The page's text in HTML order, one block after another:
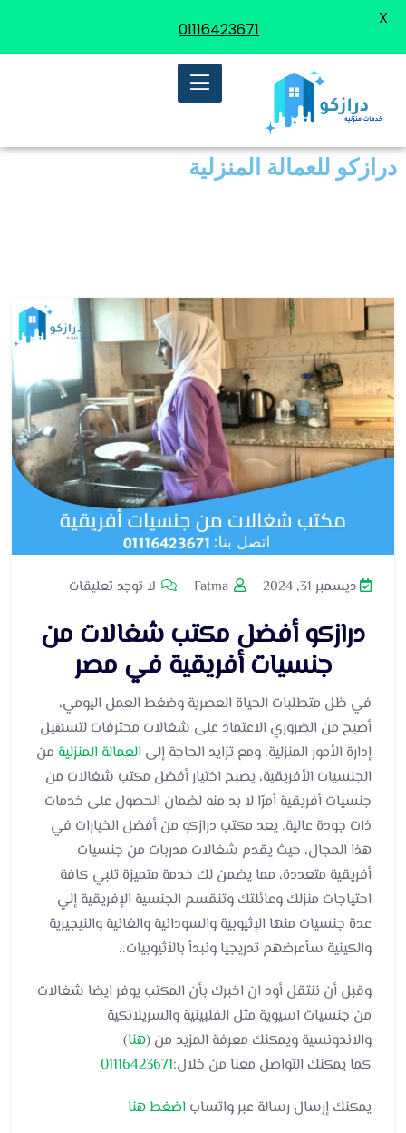
درازكو للعمالة المنزلية
ديسمبر 31, 2024 لا توجد تعليقات
درازكو أفضل مكتب شغالات من
جنسيات أفريقية في مصر
في ظل متطلبات الحياة العصرية وضغط العمل اليومي،
أصبح من الضروري الاعتماد على شغالات محترفات لتسهيل
إدارة الأمور المنزلية. ومع تزايد الحاجة إلى العمالة المنزلية من
الجنسيات الأفريقية، يصبح اختيار أفضل مكتب شغالات من
جنسيات أفريقية أمرًا لا بد منه لضمان الحصول على خدمات
ذات جودة عالية. يعد مكتب درازكو من أفضل الخيارات في
هذا المجال، حيث يقدم شغالات مدربات من جنسيات
أفريقية متعددة، مما يضمن لك خدمة متميزة تلبي كافة
احتياجات منزلك وعائلتك وتنقسم الجنسية الإفريقية إلي
عدة جنسيات منها الإثيوبية والسودانية والغانية والنيجيرية
والكينية سأعرضهم تدريجيا ونبدأ بالأثيوبيات..
وقبل أن ننتقل أود ان اخبرك بأن المكتب يوفر ايضا شغالات
من جنسيات اسيوية مثل الفلبينية والسريلانكية
والاندونسية ويمكنك معرفة المزيد من (هنا)
كما يمكنك التواصل معنا من خلال:01116423671
يمكنك إرسال رسالة عبر واتساب اضغط هنا
01116423671
X